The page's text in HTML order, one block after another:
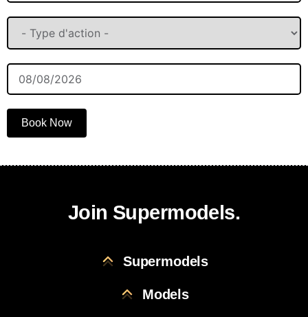
Book Now
Join Supermodels.
Supermodels
Models